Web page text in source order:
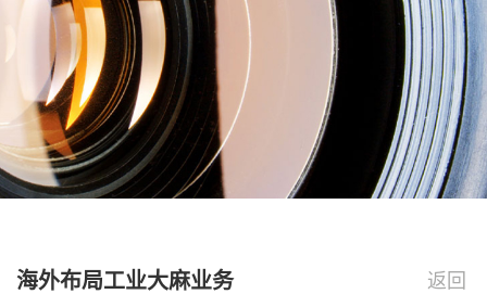
海外布局工业大麻业务 返回